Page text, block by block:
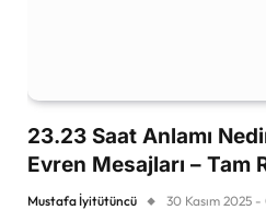
23.23 Saat Anlamı
Evren Mesajları – Tam
Mustafa İyitütüncü 30 Kasım 2025